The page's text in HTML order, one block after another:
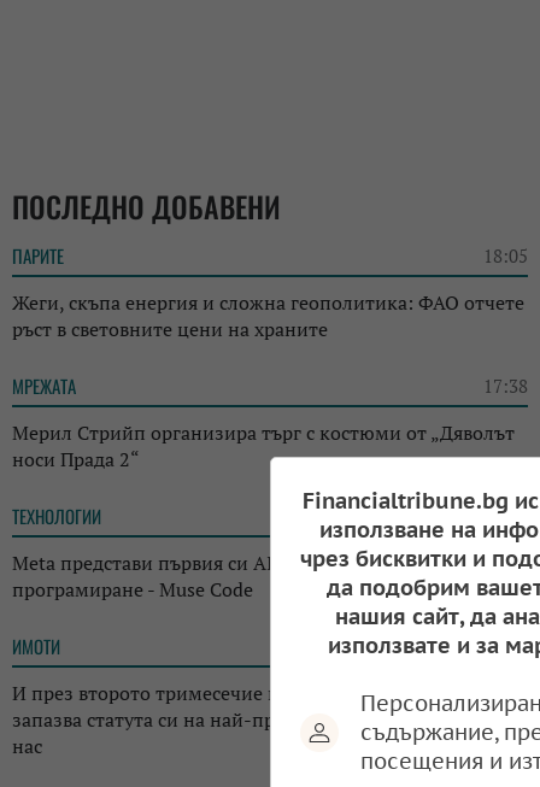
ПОСЛЕДНО ДОБАВЕНИ
ПАРИТЕ 18:05
Жеги, скъпа енергия и сложна геополитика: ФАО отчете
ръст в световните цени на храните
МРЕЖАТА 17:38
Мерил Стрийп организира търг с костюми от „Дяволът
носи Прада 2“
ТЕХНОЛОГИИ 14:38
Meta представи първия си AI инструмент за
програмиране - Muse Code
ИМОТИ 13:14
И през второто тримесечие на годината: Къщата
запазва статута си на най-предпочитаното жилище у
нас
Financialtribune.bg
използване на
чрез бисквитки и
да подобрим
нашия сайт, да
използвате и за
съдържание,
посещения и